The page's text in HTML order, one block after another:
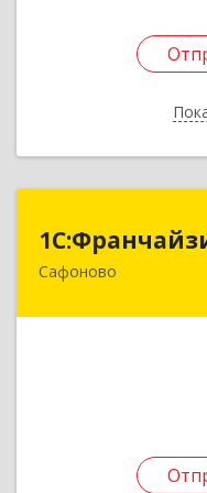
Сафоново215500,